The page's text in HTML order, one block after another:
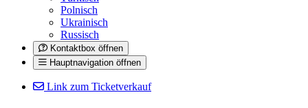
Polnisch
Ukrainisch
Russisch
Kontaktbox öffnen
Hauptnavigation öffnen
Link zum Ticketverkauf